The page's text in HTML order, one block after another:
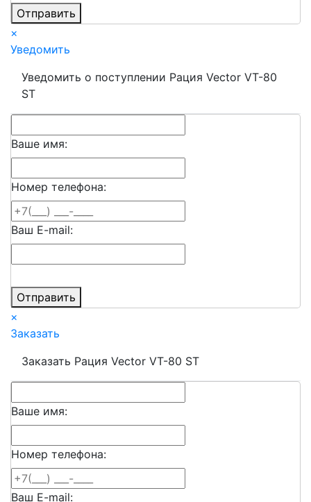
Отправить
×
Уведомить
Уведомить о поступлении Рация Vector VT-80
ST
Ваше имя:
Номер телефона:
Ваш E-mail:
Отправить
×
Заказать
Заказать Рация Vector VT-80 ST
Ваше имя:
Номер телефона:
Ваш E-mail: